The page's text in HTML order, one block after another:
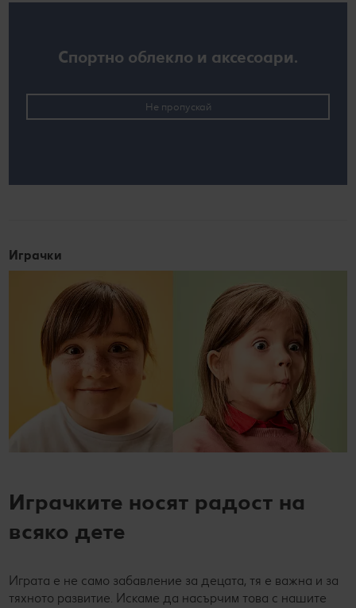
Спортно облекло и аксесоари.
Не пропускай
Играчки
Играчките носят радост на
всяко дете
Играта е не само забавление за децата, тя е важна и за
тяхното развитие. Искаме да насърчим това с нашите